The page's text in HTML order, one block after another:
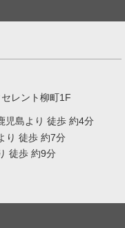
レント柳町1F
児島より 徒歩 約4分
り 徒歩 約7分
徒歩 約9分